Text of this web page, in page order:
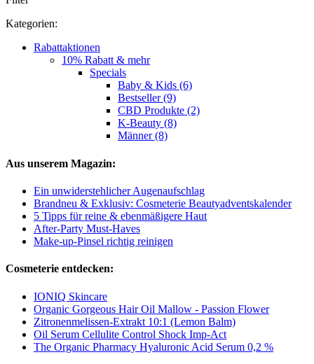
Kategorien:
Rabattaktionen
10% Rabatt & mehr
Specials
Baby & Kids (6)
Bestseller (9)
CBD Produkte (2)
K-Beauty (8)
Männer (8)
Aus unserem Magazin:
Ein unwiderstehlicher Augenaufschlag
Brandneu & Exklusiv: Cosmeterie Beautyadventskalender
5 Tipps für reine & ebenmäßigere Haut
After-Party Must-Haves
Make-up-Pinsel richtig reinigen
Cosmeterie entdecken:
IONIQ Skincare
Organic Gorgeous Hair Oil Mallow - Passion Flower
Zitronenmelissen-Extrakt 10:1 (Lemon Balm)
Oil Serum Cellulite Control Shock Imp-Act
The Organic Pharmacy Hyaluronic Acid Serum 0,2 %